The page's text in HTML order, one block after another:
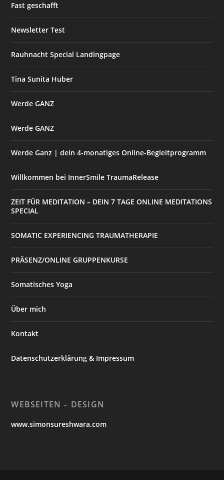
Fast geschafft
Newsletter Test
Rauhnacht Special Landingpage
Tina Sunita Huber
Werde GANZ
Werde GANZ
Werde Ganz | dein 4-monatiges Online-Begleitprogramm
Willkommen bei InnerSmile TraumaRelease
ZEIT FÜR MEDITATION – DEIN 7 TAGE ONLINE MEDITATIONS
SPECIAL
SOMATIC EXPERIENCING TRAUMATHERAPIE
PRÄSENZ/ONLINE GRUPPENKURSE
Somatisches Yoga
Über mich
Kontakt
Datenschutzerklärung & Impressum
WEBSEITEN – DESIGN
www.simonsureshwara.com